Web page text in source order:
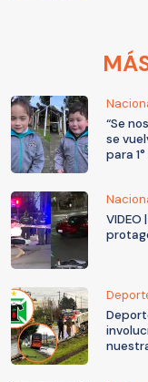
“Se
se
para